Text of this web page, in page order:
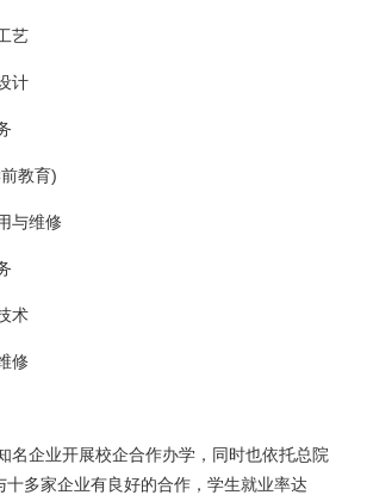
艺
计
教育)
与维修
术
修
企业开展校企合作办学，同时也依托总院
十多家企业有良好的合作，学生就业率达